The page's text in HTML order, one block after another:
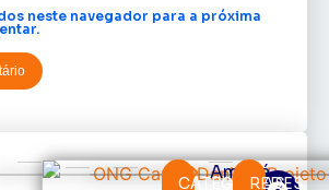
neste navegador para a próxima
CATEGORIAS
AmapáREDES